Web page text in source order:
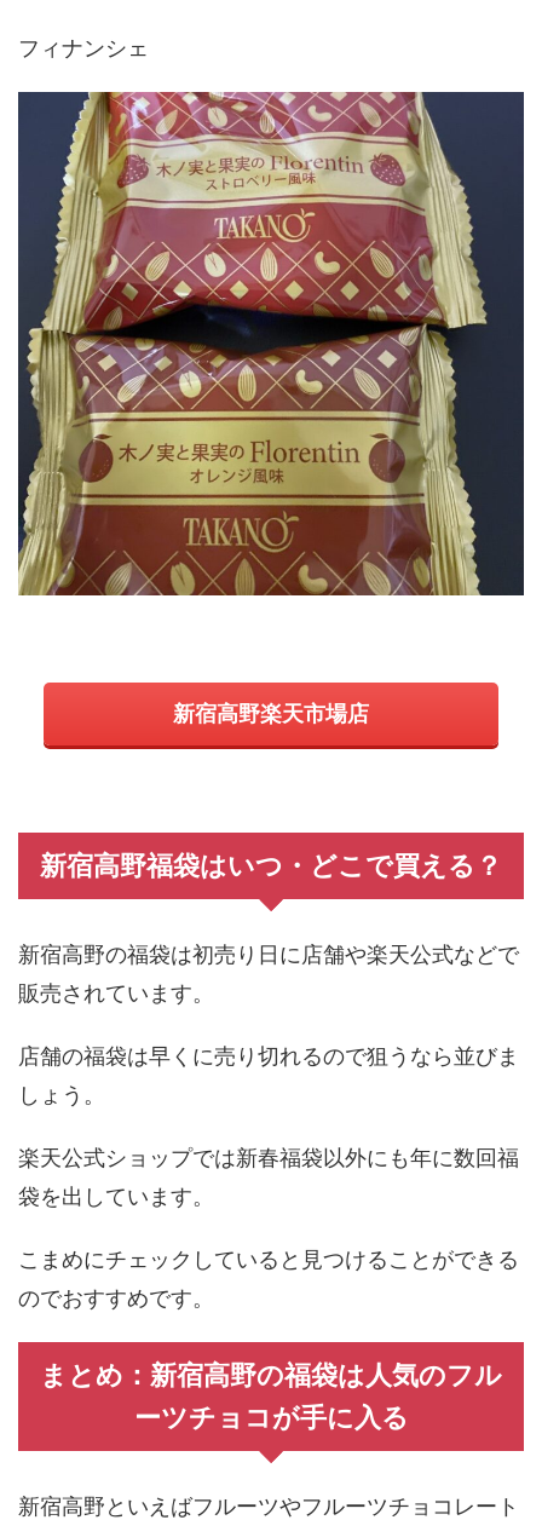
フィナンシェ
新宿高野楽天市場店
新宿高野福袋はいつ・どこで買える？
新宿高野の福袋は初売り日に店舗や楽天公式などで
販売されています。
店舗の福袋は早くに売り切れるので狙うなら並びま
しょう。
楽天公式ショップでは新春福袋以外にも年に数回福
袋を出しています。
こまめにチェックしていると見つけることができる
のでおすすめです。
まとめ：新宿高野の福袋は人気のフル
ーツチョコが手に入る
新宿高野といえばフルーツやフルーツチョコレート